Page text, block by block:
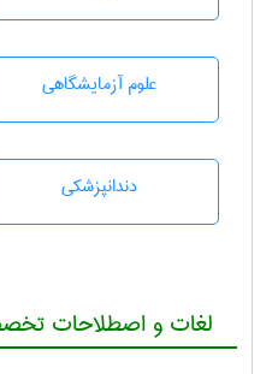
علوم آزمايشگاهی
دندانپزشكی
لغات و اصطلاحات